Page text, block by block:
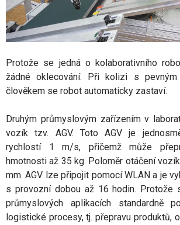
Protože se jedná o kolaborativního
žádné oklecování. Při kolizi s pevným
člověkem se robot automaticky zastaví.
Druhým průmyslovým zařízením v
vozík tzv. AGV. Toto AGV je
rychlostí 1 m/s, přičemž může
hmotnosti až 35 kg. Poloměr otáčení
mm. AGV lze připojit pomocí WLAN a je
s provozní dobou až 16 hodin. Protože
průmyslových aplikacích standardně
logistické procesy, tj. přepravu produktů,